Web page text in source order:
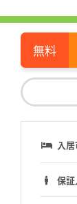
入
保証